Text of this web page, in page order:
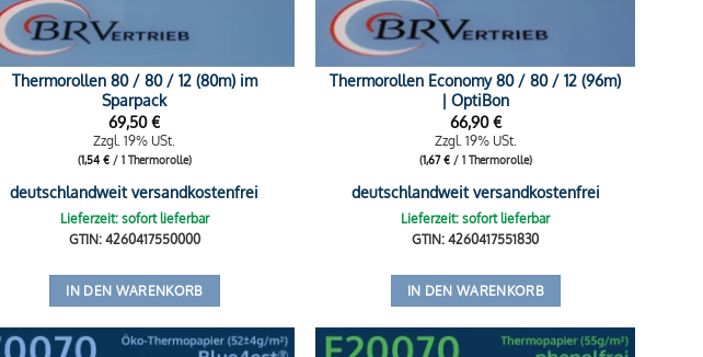
Thermorollen 80 / 80 / 12 (80m) im
Sparpack
69,50€
Zzgl. 19% USt.
(1,54 €/ 1 Thermorolle)
deutschlandweit versandkostenfrei
Lieferzeit: sofort lieferbar
GTIN: 4260417550000
IN DEN WARENKORB
Thermorollen Economy 80 / 80 / 12 (96m)
| OptiBon
66,90€
Zzgl. 19% USt.
(1,67€/ 1 Thermorolle)
deutschlandweit versandkostenfrei
Lieferzeit: sofort lieferbar
GTIN: 4260417551830
IN DEN WARENKORB